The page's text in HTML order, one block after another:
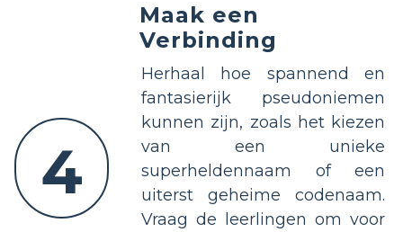
4
Maak een
Verbinding
Herhaal hoe spannend en
fantasierijk pseudoniemen
kunnen zijn, zoals het kiezen
van een unieke
superheldennaam of een
uiterst geheime codenaam.
Vraag de leerlingen om voor